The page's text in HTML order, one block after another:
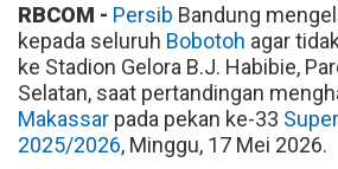
RBCOM - Persib Bandung
kepada seluruh Bobotoh agar
ke Stadion Gelora B.J. Habibie,
Selatan, saat pertandingan
Makassar pada pekan ke-33
2025/2026, Minggu, 17 Mei 2026.